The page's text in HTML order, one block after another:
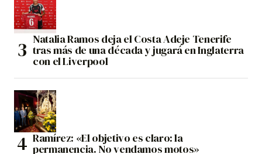
Natalia Ramos deja el Costa Adeje Tenerife
tras más de una década y jugará en Inglaterra
con el Liverpool
Ramírez: «El objetivo es claro: la
permanencia. No vendamos motos»